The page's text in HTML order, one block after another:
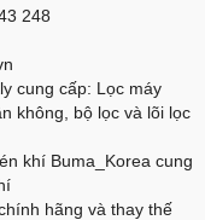
248
cung cấp: Lọc máy
không, bộ lọc và lõi lọc
khí Buma_Korea cung
hãng và thay thế